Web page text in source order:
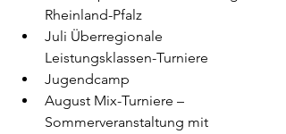
Rheinland-Pfalz
Juli Überregionale
Leistungsklassen-Turniere
Jugendcamp
August Mix-Turniere –
Sommerveranstaltung mit